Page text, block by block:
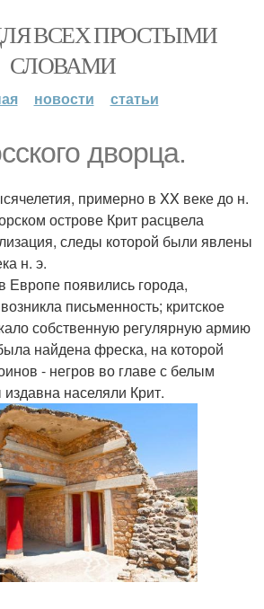
ВСЕХ ПРОСТЫМИ
СЛОВАМИ
новости статьи
дворца.
примерно в XX веке до н.
острове Крит расцвела
следы которой были явлены
н. э.
Европе появились города,
письменность; критское
собственную регулярную армию
найдена фреска, на которой
- негров во главе с белым
населяли Крит.